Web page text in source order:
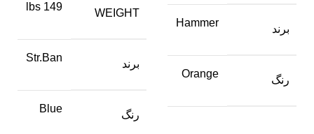
برند
Hammer
رنگ
Orange
WEIGHT
149 lbs
برند
Str.Ban
رنگ
Blue